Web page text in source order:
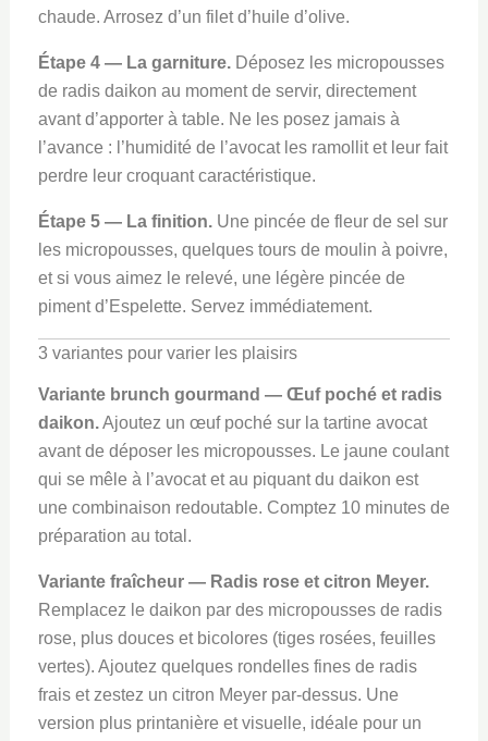
chaude. Arrosez d’un filet d’huile d’olive.
Étape 4 — La garniture.Déposez les micropousses
de radis daikon au moment de servir, directement
avant d’apporter à table. Ne les posez jamais à
l’avance : l’humidité de l’avocat les ramollit et leur fait
perdre leur croquant caractéristique.
Étape 5 — La finition.Une pincée de fleur de sel sur
les micropousses, quelques tours de moulin à poivre,
et si vous aimez le relevé, une légère pincée de
piment d’Espelette. Servez immédiatement.
3 variantes pour varier les plaisirs
Variante brunch gourmand — Œuf poché et radis
daikon.Ajoutez un œuf poché sur la tartine avocat
avant de déposer les micropousses. Le jaune coulant
qui se mêle à l’avocat et au piquant du daikon est
une combinaison redoutable. Comptez 10 minutes de
préparation au total.
Variante fraîcheur — Radis rose et citron Meyer.
Remplacez le daikon par des micropousses de radis
rose, plus douces et bicolores (tiges rosées, feuilles
vertes). Ajoutez quelques rondelles fines de radis
frais et zestez un citron Meyer par-dessus. Une
version plus printanière et visuelle, idéale pour un